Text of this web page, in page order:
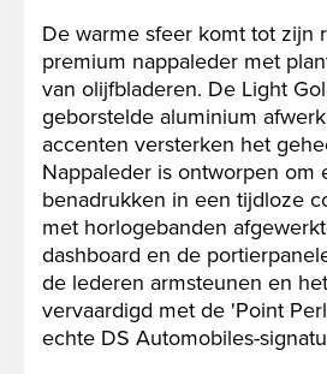
De warme sfeer komt tot zijn
premium nappaleder met
van olijfbladeren. De Light
geborstelde aluminium
accenten versterken het
Nappaleder is ontworpen om
benadrukken in een tijdloze
met horlogebanden
dashboard en de
de lederen armsteunen en
vervaardigd met de 'Point
echte DS Automobiles-